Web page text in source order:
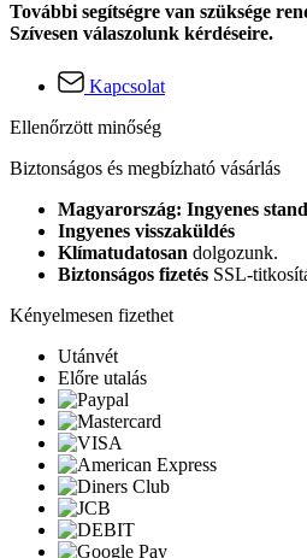
További segítségre van szüksége
Szívesen válaszolunk kérdéseire.
Kapcsolat
Ellenőrzött minőség
Biztonságos és megbízható vásárlás
Magyarország: Ingyenes
Ingyenes visszaküldés
Klímatudatosan dolgozunk.
Biztonságos fizetés SSL-
Kényelmesen fizethet
Utánvét
Előre utalás